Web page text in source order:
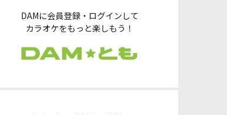
DAMに会員登録・ログインして
カラオケをもっと楽しもう！